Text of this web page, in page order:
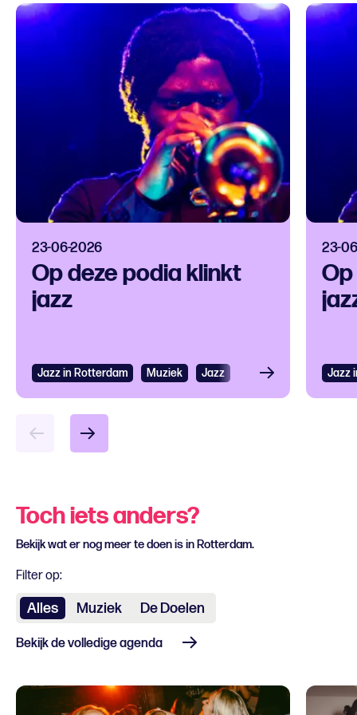
23-06-2026
Op deze podia klinkt
jazz
Jazz in Rotterdam Muziek Jazz
23-
Jazz
Bekijken
Toch iets anders?
Bekijk wat er nog meer te doen is in Rotterdam.
Filter op:
Alles Muziek De Doelen
Bekijk de volledige agenda